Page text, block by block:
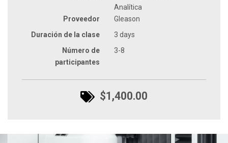
Analítica
Proveedor
Gleason
Duración de la clase
3 days
Número de
participantes
3-8
$1,400.00